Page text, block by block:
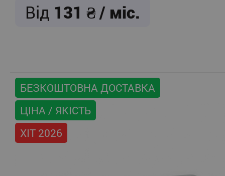
Від 131 / міс.
БЕЗКОШТОВНА ДОСТАВКА
ЦІНА / ЯКІСТЬ
ХІТ 2026